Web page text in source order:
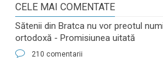
CELE MAI COMENTATE
Sătenii din Bratca nu vor preotul
ortodoxă - Promisiunea uitată
210 comentarii